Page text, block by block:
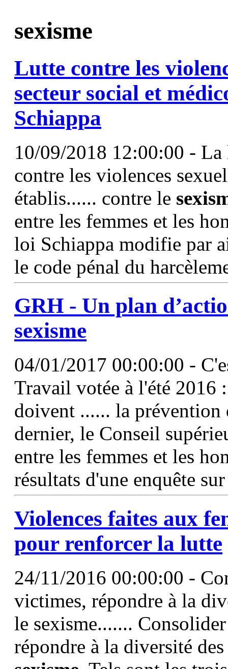
sexisme
Lutte contre les
secteur social et
Schiappa
10/09/2018 12:00:00 -
contre les violences
établis...... contre le
entre les femmes et les
loi Schiappa modifie par
le code pénal du
GRH - Un plan
sexisme
04/01/2017 00:00:00 -
Travail votée à l'été 2016
doivent ...... la prévention
dernier, le Conseil
entre les femmes et les
résultats d'une enquête
Violences faites aux
pour renforcer la lutte
24/11/2016 00:00:00 -
victimes, répondre à la
le sexisme.......
répondre à la diversité